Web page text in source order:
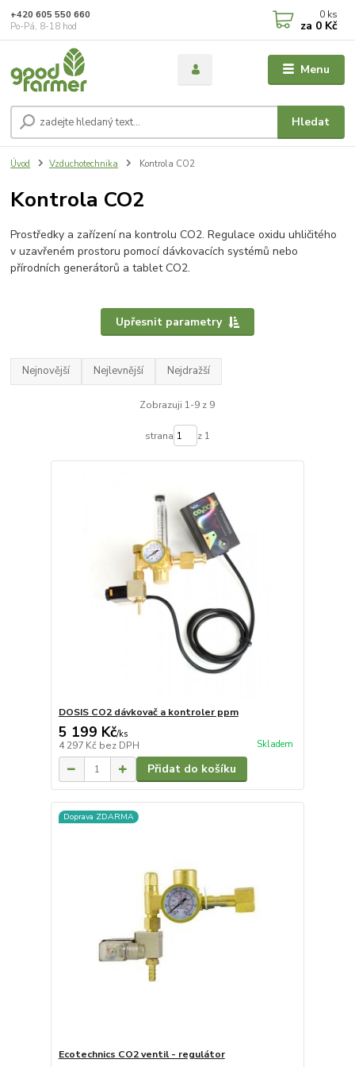
Menu
Hledat
+420 605 550 660
Po-Pá, 8-18 hod
0 ks
za 0 Kč
Úvod Vzduchotechnika Kontrola CO2
Kontrola CO2
Prostředky a zařízení na kontrolu CO2. Regulace oxidu uhličitého
v uzavřeném prostoru pomocí dávkovacích systémů nebo
přírodních generátorů a tablet CO2.
Upřesnit parametry
Nejnovější Nejlevnější Nejdražší
Zobrazuji 1-9 z 9
strana z 1
DOSIS CO2 dávkovač a kontroler ppm
5 199 Kč/ks
4 297 Kč bez DPH Skladem
Přidat do košíku
Doprava ZDARMA
Ecotechnics CO2 ventil - regulátor